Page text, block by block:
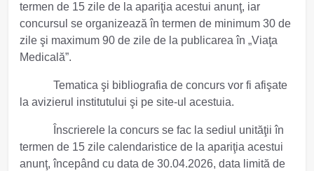
termen de 15 zile de la apariţia acestui anunţ, iar
concursul se organizează în termen de minimum 30 de
zile şi maximum 90 de zile de la publicarea în „Viaţa
Medicală”.
Tematica şi bibliografia de concurs vor fi afişate
la avizierul institutului şi pe site-ul acestuia.
Înscrierele la concurs se fac la sediul unităţii în
termen de 15 zile calendaristice de la apariţia acestui
anunţ, începând cu data de 30.04.2026, data limită de